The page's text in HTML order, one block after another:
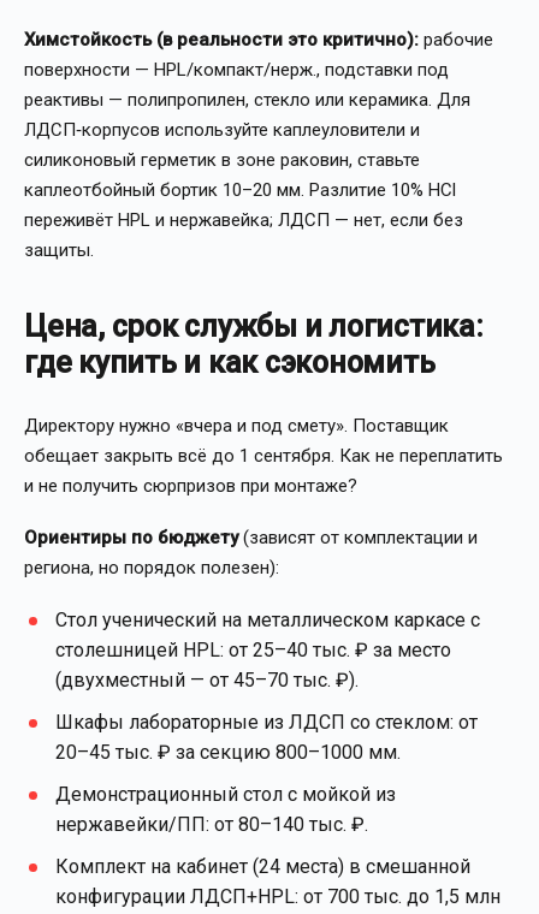
Химстойкость (в реальности это критично): рабочие
поверхности — HPL/компакт/нерж., подставки под
реактивы — полипропилен, стекло или керамика. Для
ЛДСП‑корпусов используйте каплеуловители и
силиконовый герметик в зоне раковин, ставьте
каплеотбойный бортик 10–20 мм. Разлитие 10% HCl
переживёт HPL и нержавейка; ЛДСП — нет, если без
защиты.
Цена, срок службы и логистика:
где купить и как сэкономить
Директору нужно «вчера и под смету». Поставщик
обещает закрыть всё до 1 сентября. Как не переплатить
и не получить сюрпризов при монтаже?
Ориентиры по бюджету(зависят от комплектации и
региона, но порядок полезен):
Стол ученический на металлическом каркасе с
столешницей HPL: от 25–40 тыс. ₽ за место
(двухместный — от 45–70 тыс. ₽).
Шкафы лабораторные из ЛДСП со стеклом: от
20–45 тыс. ₽ за секцию 800–1000 мм.
Демонстрационный стол с мойкой из
нержавейки/ПП: от 80–140 тыс. ₽.
Комплект на кабинет (24 места) в смешанной
конфигурации ЛДСП+HPL: от 700 тыс. до 1,5 млн